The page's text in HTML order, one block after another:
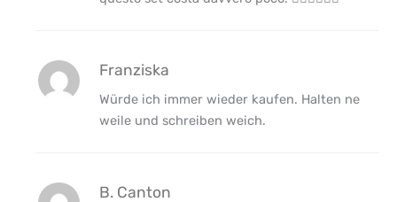
Franziska
Würde ich immer wieder kaufen. Halten ne
weile und schreiben weich.
B. Canton